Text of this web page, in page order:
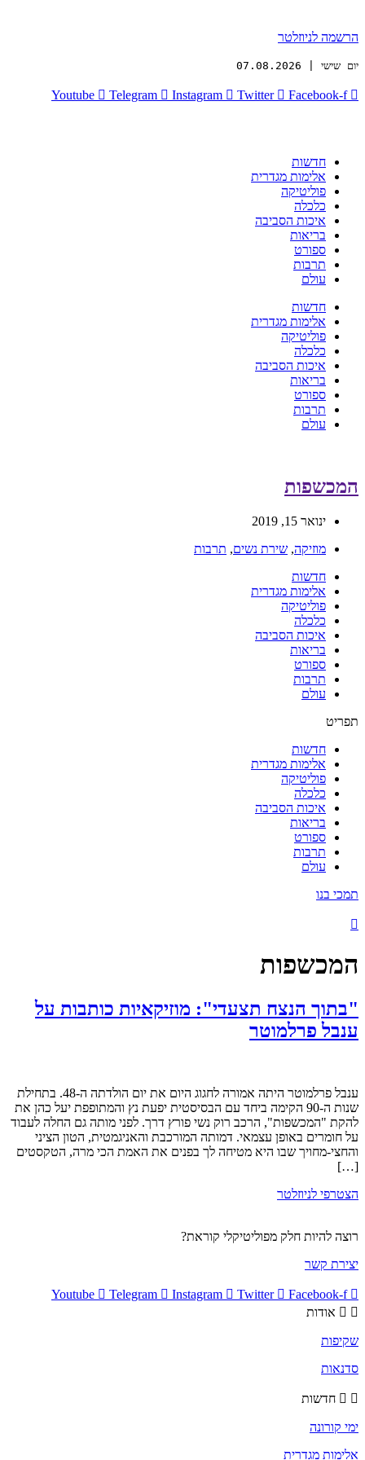
הרשמה לניוזלטר
יום שישי | 07.08.2026
Youtube Telegram Instagram Twitter Facebook-f
חדשות
אלימות מגדרית
פוליטיקה
כלכלה
איכות הסביבה
בריאות
ספורט
תרבות
עולם
חדשות
אלימות מגדרית
פוליטיקה
כלכלה
איכות הסביבה
בריאות
ספורט
תרבות
עולם
המכשפות
ינואר 15, 2019
מוזיקה, שירת נשים, תרבות
חדשות
אלימות מגדרית
פוליטיקה
כלכלה
איכות הסביבה
בריאות
ספורט
תרבות
עולם
תפריט
חדשות
אלימות מגדרית
פוליטיקה
כלכלה
איכות הסביבה
בריאות
ספורט
תרבות
עולם
תמכי בנו
המכשפות
"בתוך הנצח תצעדי": מוזיקאיות כותבות על
ענבל פרלמוטר
ענבל פרלמוטר היתה אמורה לחגוג היום את יום הולדתה ה-48. בתחילת
שנות ה-90 הקימה ביחד עם הבסיסטית יפעת נץ והמתופפת יעל כהן את
להקת "המכשפות", הרכב רוק נשי פורץ דרך. לפני מותה גם החלה לעבוד
על חומרים באופן עצמאי. דמותה המורכבת והאניגמטית, הטון הציני
והחצי-מחויך שבו היא מטיחה לך בפנים את האמת הכי מרה, הטקסטים
[…]
הצטרפי לניוזלטר
רוצה להיות חלק מפוליטיקלי קוראת?
יצירת קשר
Youtube Telegram Instagram Twitter
Facebook-f
אודות
שקיפות
סדנאות
חדשות
ימי קורונה
אלימות מגדרית